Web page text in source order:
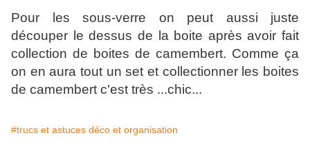
Pour les sous-verre on peut aussi juste
découper le dessus de la boite après avoir fait
collection de boites de camembert. Comme ça
on en aura tout un set et collectionner les boites
de camembert c'est très ...chic...
#trucs et astuces déco et organisation